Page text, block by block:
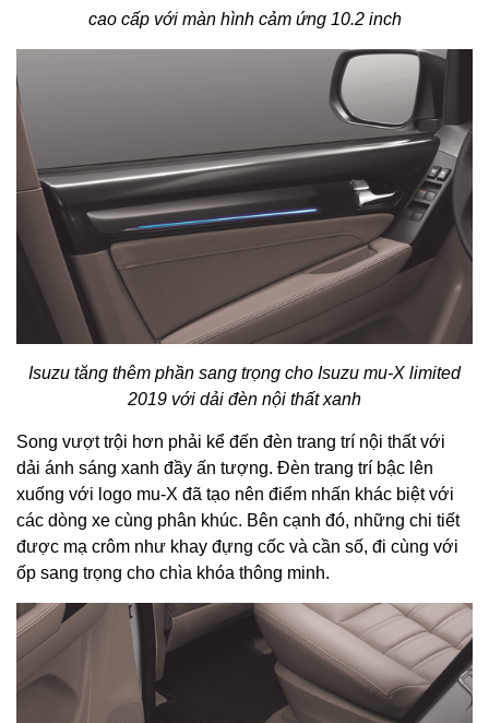
cao cấp với màn hình cảm ứng 10.2 inch
Isuzu tăng thêm phần sang trọng cho Isuzu mu-X limited
2019 với dải đèn nội thất xanh
Song vượt trội hơn phải kể đến đèn trang trí nội thất với
dải ánh sáng xanh đầy ấn tượng. Đèn trang trí bậc lên
xuống với logo mu-X đã tạo nên điểm nhấn khác biệt với
các dòng xe cùng phân khúc. Bên cạnh đó, những chi tiết
được mạ crôm như khay đựng cốc và cần số, đi cùng với
ốp sang trọng cho chìa khóa thông minh.